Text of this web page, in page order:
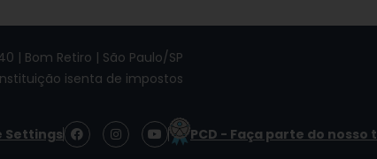
| Bom Retiro | São Paulo/SP
Instituição isenta de impostos
Settings
F
a
I
n
Y
o
PCD - Faça parte do nosso